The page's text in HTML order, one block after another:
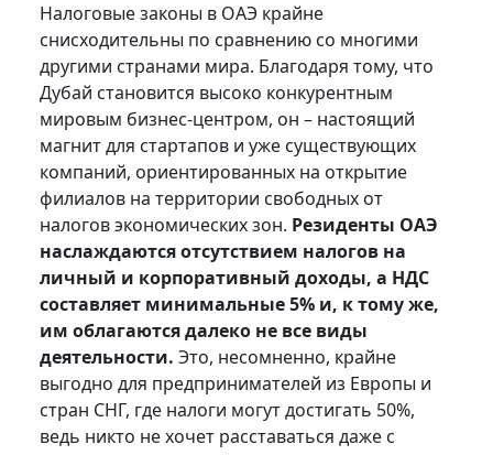
Налоговые законы в ОАЭ крайне
снисходительны по сравнению со многими
другими странами мира. Благодаря тому, что
Дубай становится высоко конкурентным
мировым бизнес-центром, он – настоящий
магнит для стартапов и уже существующих
компаний, ориентированных на открытие
филиалов на территории свободных от
налогов экономических зон. Резиденты ОАЭ
наслаждаются отсутствием налогов на
личный и корпоративный доходы, а НДС
составляет минимальные 5% и, к тому же,
им облагаются далеко не все виды
деятельности. Это, несомненно, крайне
выгодно для предпринимателей из Европы и
стран СНГ, где налоги могут достигать 50%,
ведь никто не хочет расставаться даже с